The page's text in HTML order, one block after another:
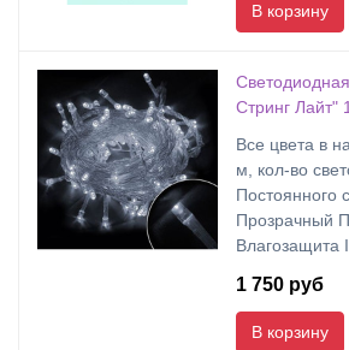
В корзину
Стринг Лайт"
Все цвета в
м, кол-во
Постоянного
Прозрачный
Влагозащита
1 750 руб
В корзину